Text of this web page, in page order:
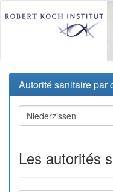
Autorité sanitaire par
Les autorités